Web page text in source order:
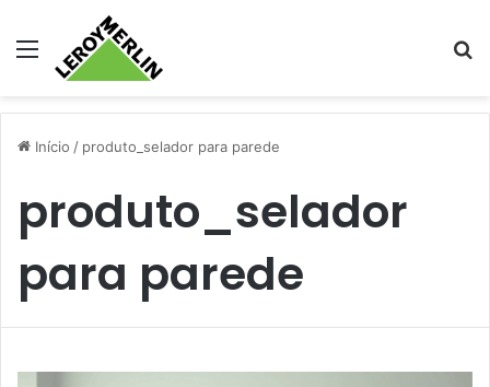
Menu
Início / produto_selador para parede
produto_selador
para parede